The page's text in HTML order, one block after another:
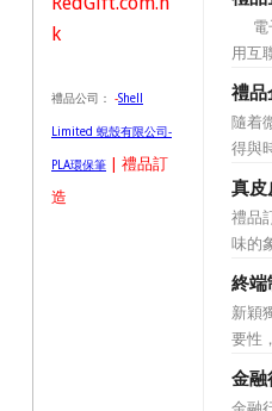
k
禮品公司： -Shell
Limited 蜆殼有限公司-
PLA環保筆
| 禮品訂
造
品。
走
業營
電
用互
伴之
子化
產、
動態
禮品
隨着
得與
的營
價值
心裡
情，
真皮
禮品
味的
選。
帶就
黯然
真皮
終端
新穎
要性
想不
意的
金融